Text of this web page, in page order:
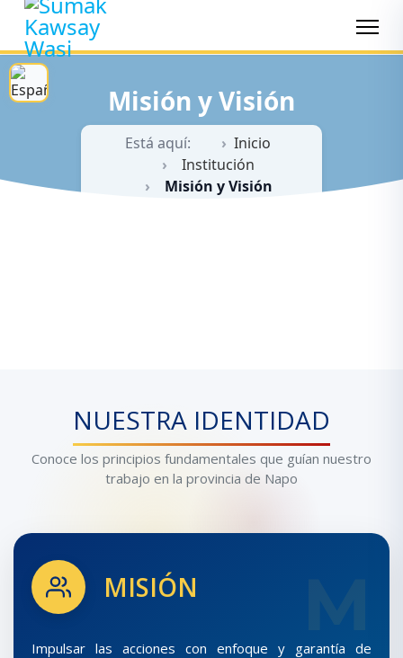
Misión y Visión
Está aquí:
Inicio
Institución
Misión y Visión
NUESTRA IDENTIDAD
Conoce los principios fundamentales que guían nuestro
trabajo en la provincia de Napo
MISIÓN
Impulsar las acciones con enfoque y garantía de